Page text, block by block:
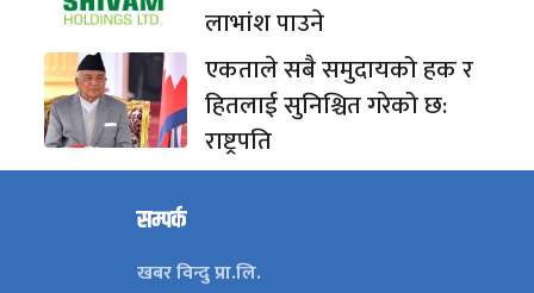
लाभांश पाउने
एकताले सबै समुदायको हक र
हितलाई सुनिश्चित गरेको छ:
राष्ट्रपति
सम्पर्क
खबर विन्दु प्रा.लि.